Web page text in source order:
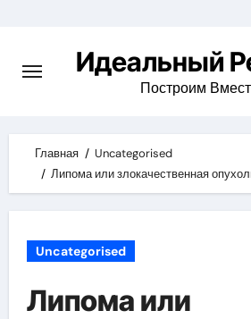
content
Идеальный
Построим
Главная
Uncategorised
Липома или злокачественная
Uncategorised
Липома или